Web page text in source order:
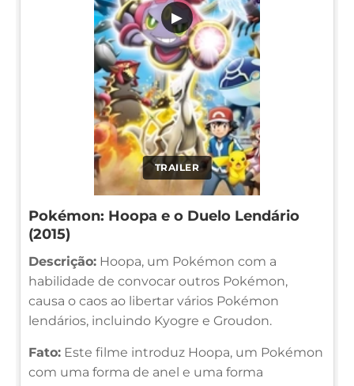
TRAILER
▶
Pokémon: Hoopa e o Duelo Lendário
(2015)
Descrição: Hoopa, um Pokémon com a
habilidade de convocar outros Pokémon,
causa o caos ao libertar vários Pokémon
lendários, incluindo Kyogre e Groudon.
Fato: Este filme introduz Hoopa, um Pokémon
com uma forma de anel e uma forma